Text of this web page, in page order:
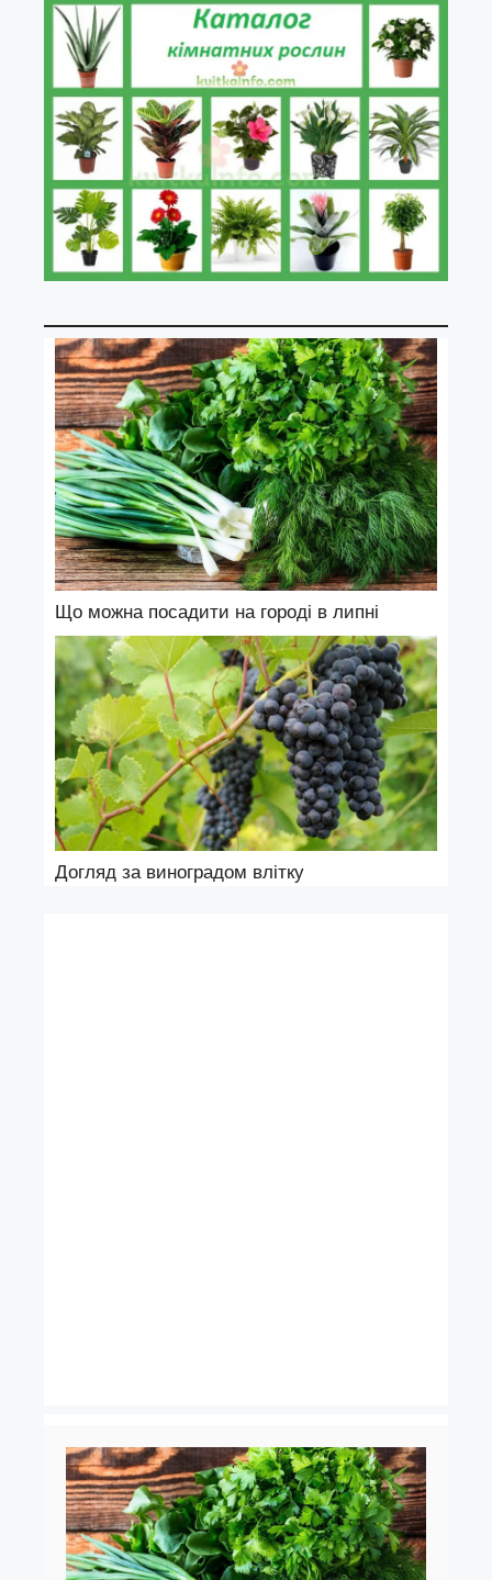
Що можна посадити на городі в липні
Догляд за виноградом влітку